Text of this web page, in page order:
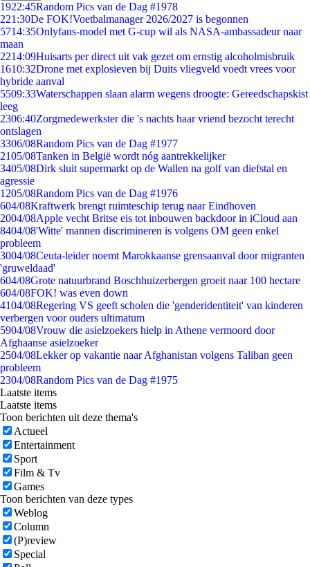
1922:45Random Pics van de Dag #1978
221:30De FOK!Voetbalmanager 2026/2027 is begonnen
5714:35Onlyfans-model met G-cup wil als NASA-ambassadeur naar
maan
2214:09Huisarts per direct uit vak gezet om ernstig alcoholmisbruik
1610:32Drone met explosieven bij Duits vliegveld voedt vrees voor
hybride aanval
5509:33Waterschappen slaan alarm wegens droogte: Gereedschapskist
leeg
2306:40Zorgmedewerkster die 's nachts haar vriend bezocht terecht
ontslagen
3306/08Random Pics van de Dag #1977
2105/08Tanken in België wordt nóg aantrekkelijker
3405/08Dirk sluit supermarkt op de Wallen na golf van diefstal en
agressie
1205/08Random Pics van de Dag #1976
604/08Kraftwerk brengt ruimteschip terug naar Eindhoven
2004/08Apple vecht Britse eis tot inbouwen backdoor in iCloud aan
8404/08'Witte' mannen discrimineren is volgens OM geen enkel
probleem
3004/08Ceuta-leider noemt Marokkaanse grensaanval door migranten
'gruweldaad'
604/08Grote natuurbrand Boschhuizerbergen groeit naar 100 hectare
604/08FOK! was even down
4104/08Regering VS geeft scholen die 'genderidentiteit' van kinderen
verbergen voor ouders ultimatum
5904/08Vrouw die asielzoekers hielp in Athene vermoord door
Afghaanse asielzoeker
2504/08Lekker op vakantie naar Afghanistan volgens Taliban geen
probleem
2304/08Random Pics van de Dag #1975
Laatste items
Laatste items
Toon berichten uit deze thema's
Actueel
Entertainment
Sport
Film & Tv
Games
Toon berichten van deze types
Weblog
Column
(P)review
Special